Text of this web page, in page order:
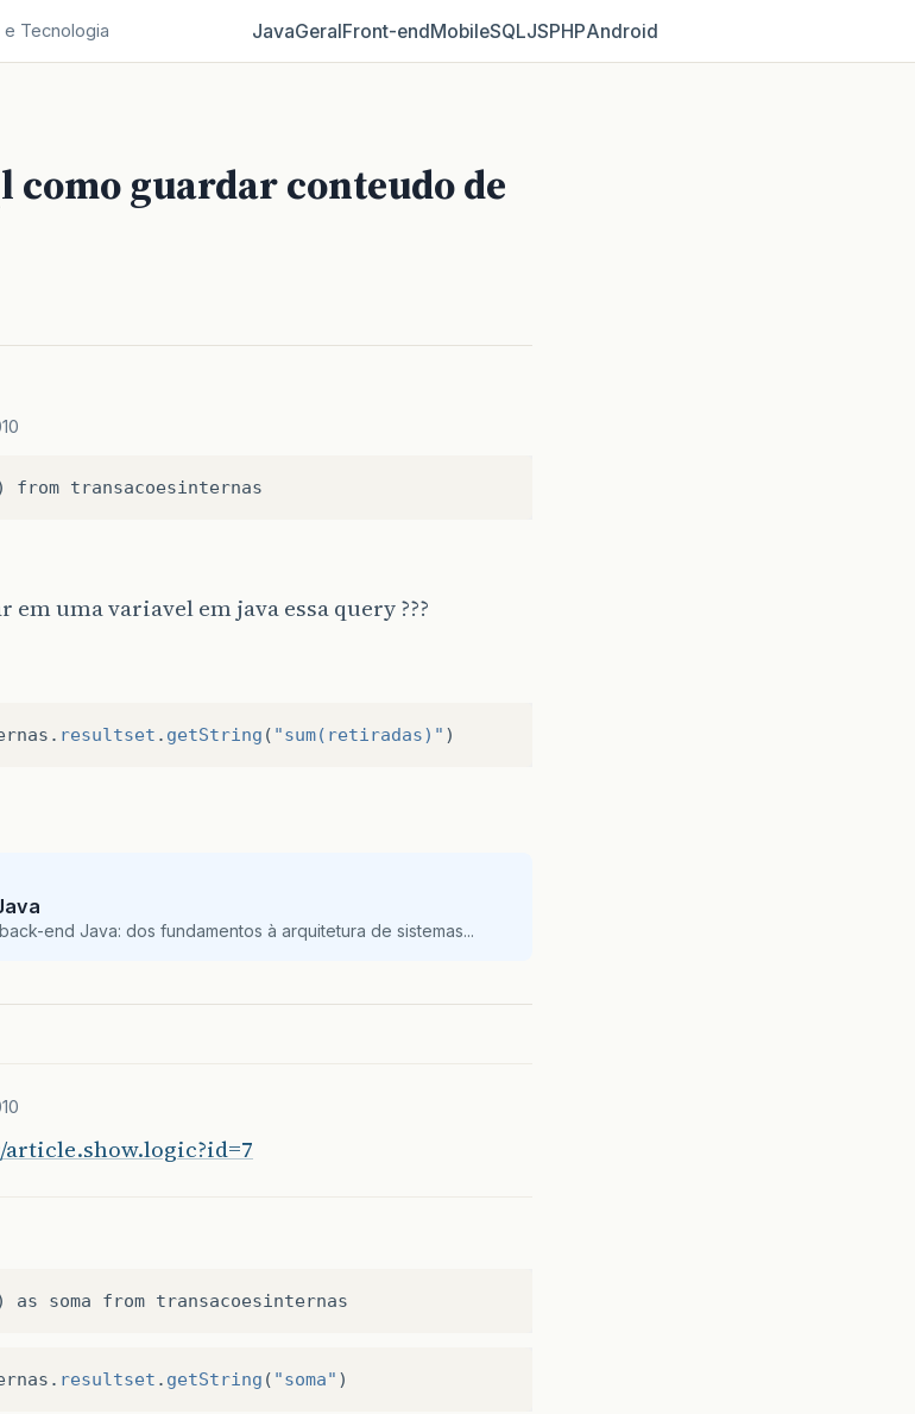
Tecnologia JavaGeralFront‑endMobileSQLJSPHPAndroid
como guardar conteudo de
from transacoesinternas
em uma variavel em java essa query ???
. resultset . getString ( "sum(retiradas)" )
end Java: dos fundamentos à arquitetura de sistemas...
as soma from transacoesinternas
. resultset . getString ( "soma" )